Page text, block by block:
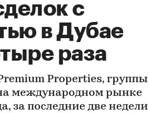
с
в Дубае
раза
Properties, группы
международном рынке
за последние две недели